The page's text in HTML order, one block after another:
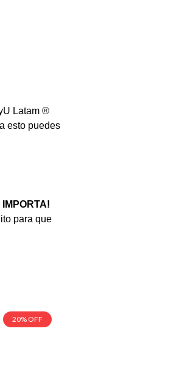
Latam ®
esto puedes
IMPORTA!
para que
20% OFF